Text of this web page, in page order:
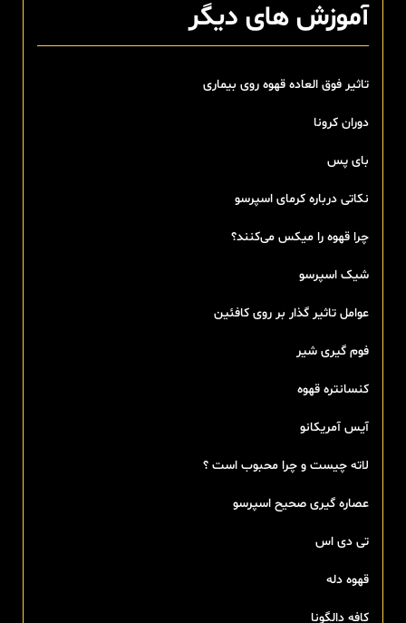
آموزش های دیگر
تاثیر فوق العاده قهوه روی بیماری
دوران کرونا
بای پس
نکاتی درباره کرمای اسپرسو
چرا قهوه را میکس می‌کنند؟
شیک اسپرسو
عوامل تاثیر گذار بر روی کافئین
فوم گیری شیر
کنسانتره قهوه
آیس آمریکانو
لاته چیست و چرا محبوب است ؟
عصاره گیری صحیح اسپرسو
تی‌ دی اس
قهوه دله
کافه دالگونا